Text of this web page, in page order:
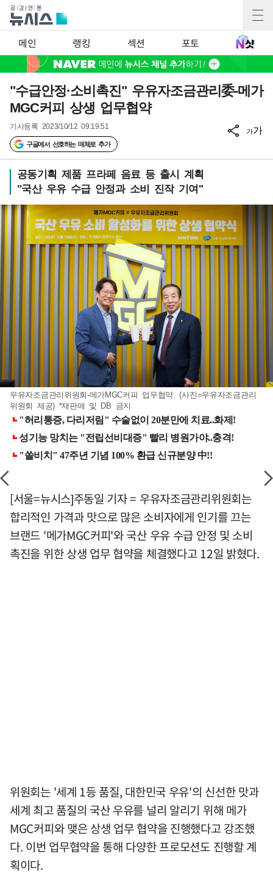
메인 랭킹 섹션 포토
"수급안정·소비촉진" 우유자조금관리委-메가
MGC커피 상생 업무협약
기사등록 2023/10/12 09:19:51
구글에서 선호하는 매체로 추가
가가
공동기획 제품 프라페 음료 등 출시 계획
"국산 우유 수급 안정과 소비 진작 기여"
우유자조금관리위원회-메가MGC커피 업무협약. (사진=우유자조금관리
위원회 제공) *재판매 및 DB 금지
[서울=뉴시스]주동일 기자 = 우유자조금관리위원회는
합리적인 가격과 맛으로 많은 소비자에게 인기를 끄는
브랜드 '메가MGC커피'와 국산 우유 수급 안정 및 소비
촉진을 위한 상생 업무 협약을 체결했다고 12일 밝혔다.
위원회는 '세계 1등 품질, 대한민국 우유'의 신선한 맛과
세계 최고 품질의 국산 우유를 널리 알리기 위해 메가
MGC커피와 맺은 상생 업무 협약을 진행했다고 강조했
다. 이번 업무협약을 통해 다양한 프로모션도 진행할 계
획이다.